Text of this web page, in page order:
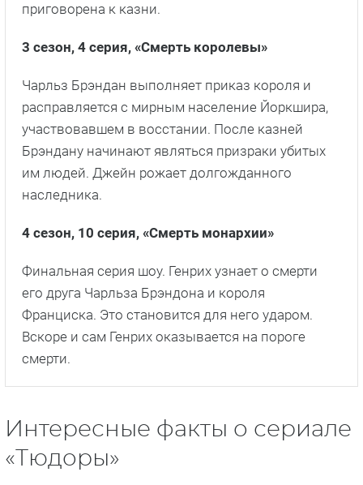
приговорена к казни.
3 сезон, 4 серия, «Смерть королевы»
Чарльз Брэндан выполняет приказ короля и
расправляется с мирным население Йоркшира,
участвовавшем в восстании. После казней
Брэндану начинают являться призраки убитых
им людей. Джейн рожает долгожданного
наследника.
4 сезон, 10 серия, «Смерть монархии»
Финальная серия шоу. Генрих узнает о смерти
его друга Чарльза Брэндона и короля
Франциска. Это становится для него ударом.
Вскоре и сам Генрих оказывается на пороге
смерти.
Интересные факты о сериале
«Тюдоры»